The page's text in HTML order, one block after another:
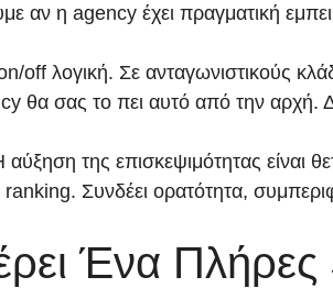
η agency έχει πραγματική
off λογική. Σε ανταγωνιστικούς
θα σας το πει αυτό από την αρχή.
της επισκεψιμότητας είναι
Συνδέει ορατότητα,
Ένα